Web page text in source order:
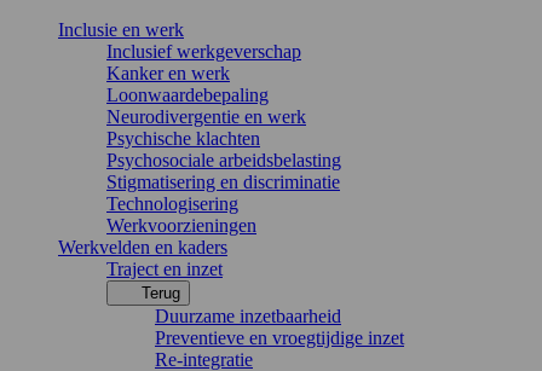
Inclusie en werk
Inclusief werkgeverschap
Kanker en werk
Loonwaardebepaling
Neurodivergentie en werk
Psychische klachten
Psychosociale arbeidsbelasting
Stigmatisering en discriminatie
Technologisering
Werkvoorzieningen
Werkvelden en kaders
Traject en inzet
Terug
Duurzame inzetbaarheid
Preventieve en vroegtijdige inzet
Re-integratie